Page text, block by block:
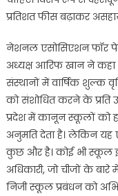
प्रतिशत फीस बढ़ाकर
नेशनल एसोसिएशन फॉर
अध्यक्ष आरिफ खान ने कहा
संस्थानों में वार्षिक शुल्क
को संशोधित करने के प्रति
प्रदेश में कानून स्कूलों को
अनुमति देता है। लेकिन यह
कुछ और है। कोई भी स्कूल
अधिकारी, जो चीजों के
निजी स्कूल प्रबंधन को